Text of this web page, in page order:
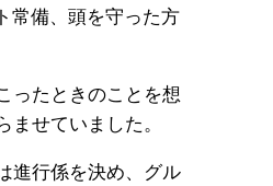
常備、頭を守った方
ったときのことを想
せていました。
進行係を決め、グル